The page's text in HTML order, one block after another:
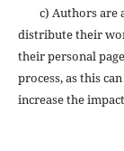
c) Authors are
distribute their
their personal
process, as this
increase the